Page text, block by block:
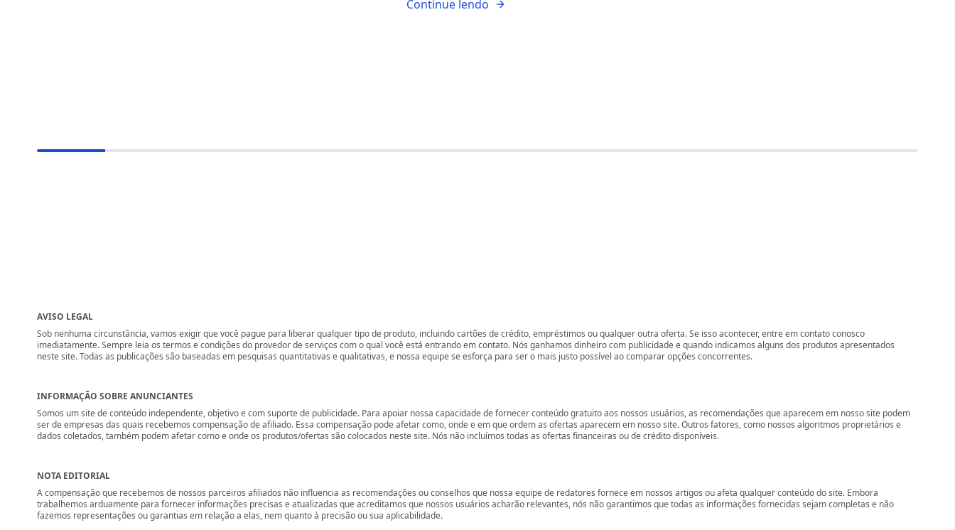
Continue lendo
AVISO LEGAL
Sob nenhuma circunstância, vamos exigir que você pague para liberar qualquer tipo de produto, incluindo cartões de crédito, empréstimos ou qualquer outra oferta. Se isso acontecer, entre em contato conosco
imediatamente. Sempre leia os termos e condições do provedor de serviços com o qual você está entrando em contato. Nós ganhamos dinheiro com publicidade e quando indicamos alguns dos produtos apresentados
neste site. Todas as publicações são baseadas em pesquisas quantitativas e qualitativas, e nossa equipe se esforça para ser o mais justo possível ao comparar opções concorrentes.
INFORMAÇÃO SOBRE ANUNCIANTES
Somos um site de conteúdo independente, objetivo e com suporte de publicidade. Para apoiar nossa capacidade de fornecer conteúdo gratuito aos nossos usuários, as recomendações que aparecem em nosso site podem
ser de empresas das quais recebemos compensação de afiliado. Essa compensação pode afetar como, onde e em que ordem as ofertas aparecem em nosso site. Outros fatores, como nossos algoritmos proprietários e
dados coletados, também podem afetar como e onde os produtos/ofertas são colocados neste site. Nós não incluímos todas as ofertas financeiras ou de crédito disponíveis.
NOTA EDITORIAL
A compensação que recebemos de nossos parceiros afiliados não influencia as recomendações ou conselhos que nossa equipe de redatores fornece em nossos artigos ou afeta qualquer conteúdo do site. Embora
trabalhemos arduamente para fornecer informações precisas e atualizadas que acreditamos que nossos usuários acharão relevantes, nós não garantimos que todas as informações fornecidas sejam completas e não
fazemos representações ou garantias em relação a elas, nem quanto à precisão ou sua aplicabilidade.